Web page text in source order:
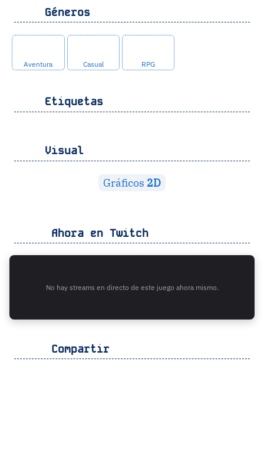
Géneros
Aventura Casual RPG
Etiquetas
Visual
Gráficos 2D
Ahora en Twitch
No hay streams en directo de este juego ahora mismo.
Compartir